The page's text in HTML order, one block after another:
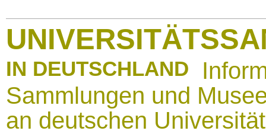
IN DEUTSCHLAND
Sammlungen und
an deutschen